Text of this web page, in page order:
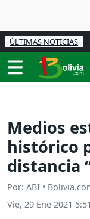
ÚLTIMAS NOTICIAS
Medios
histórico
distancia
Por: ABI •
Vie, 29 Ene 2021